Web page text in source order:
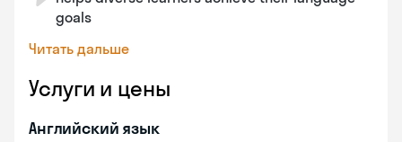
goals
Читать дальше
Услуги и цены
Английский язык